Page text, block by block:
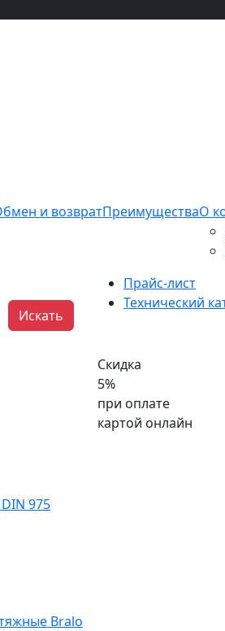
и возвратПреимуществаО
Искать
975
Bralo
Прайс-лист
Технический
Скидка
5%
при оплате
картой онлайн